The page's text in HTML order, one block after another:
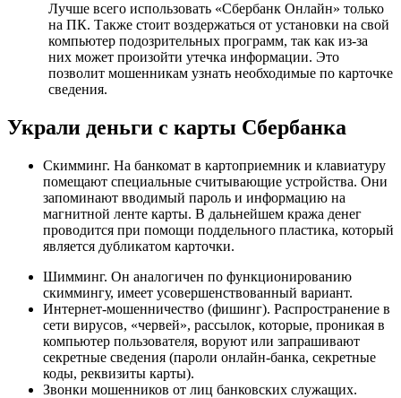
Лучше всего использовать «Сбербанк Онлайн» только
на ПК. Также стоит воздержаться от установки на свой
компьютер подозрительных программ, так как из-за
них может произойти утечка информации. Это
позволит мошенникам узнать необходимые по карточке
сведения.
Украли деньги с карты Сбербанка
Скимминг. На банкомат в картоприемник и клавиатуру
помещают специальные считывающие устройства. Они
запоминают вводимый пароль и информацию на
магнитной ленте карты. В дальнейшем кража денег
проводится при помощи поддельного пластика, который
является дубликатом карточки.
Шимминг. Он аналогичен по функционированию
скиммингу, имеет усовершенствованный вариант.
Интернет-мошенничество (фишинг). Распространение в
сети вирусов, «червей», рассылок, которые, проникая в
компьютер пользователя, воруют или запрашивают
секретные сведения (пароли онлайн-банка, секретные
коды, реквизиты карты).
Звонки мошенников от лиц банковских служащих.